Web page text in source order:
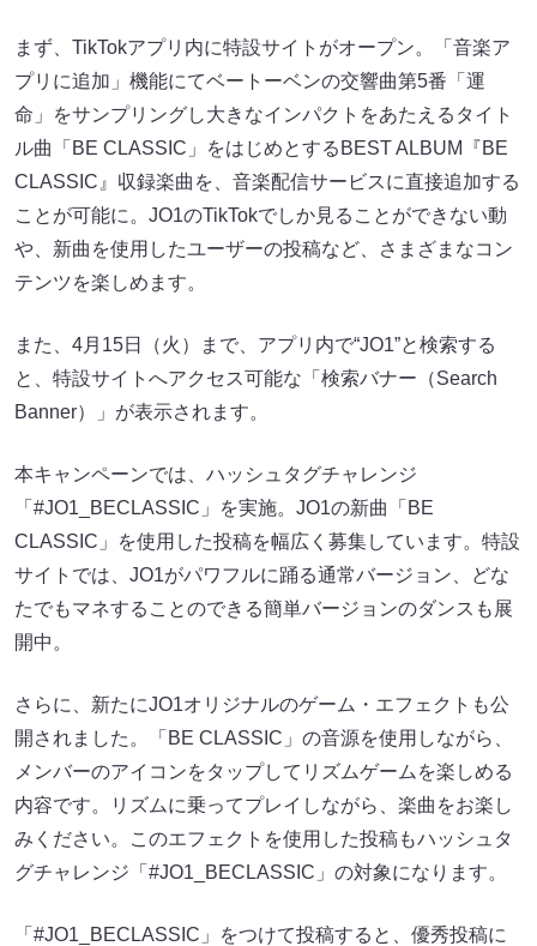
まず、TikTokアプリ内に特設サイトがオープン。「音楽ア
プリに追加」機能にてベートーベンの交響曲第5番「運
命」をサンプリングし大きなインパクトをあたえるタイト
ル曲「BE CLASSIC」をはじめとするBEST ALBUM『BE
CLASSIC』収録楽曲を、音楽配信サービスに直接追加する
ことが可能に。JO1のTikTokでしか見ることができない動
や、新曲を使用したユーザーの投稿など、さまざまなコン
テンツを楽しめます。
また、4月15日（火）まで、アプリ内で“JO1”と検索する
と、特設サイトへアクセス可能な「検索バナー（Search
Banner）」が表示されます。
本キャンペーンでは、ハッシュタグチャレンジ
「#JO1_BECLASSIC」を実施。JO1の新曲「BE
CLASSIC」を使用した投稿を幅広く募集しています。特設
サイトでは、JO1がパワフルに踊る通常バージョン、どな
たでもマネすることのできる簡単バージョンのダンスも展
開中。
さらに、新たにJO1オリジナルのゲーム・エフェクトも公
開されました。「BE CLASSIC」の音源を使用しながら、
メンバーのアイコンをタップしてリズムゲームを楽しめる
内容です。リズムに乗ってプレイしながら、楽曲をお楽し
みください。このエフェクトを使用した投稿もハッシュタ
グチャレンジ「#JO1_BECLASSIC」の対象になります。
「#JO1_BECLASSIC」をつけて投稿すると、優秀投稿に